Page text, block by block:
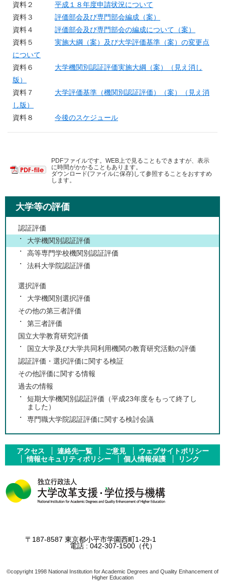
資料２ 平成１８年度申請状況について
資料３ 評価部会及び専門部会編成（案）
資料４ 評価部会及び専門部会の編成について（案）
資料５ 実施大綱（案）及び大学評価基準（案）の変更点
について
資料６ 大学機関別認証評価実施大綱（案）（見え消し
版）
資料７ 大学評価基準（機関別認証評価）（案）（見え消
し版）
資料８ 今後のスケジュール
PDFファイルです。WEB上で見ることもできますが、表示
に時間がかかることもあります。
ダウンロード(ファイルに保存)して参照することをおすすめ
します。
大学等の評価
認証評価
大学機関別認証評価
高等専門学校機関別認証評価
法科大学院認証評価
選択評価
大学機関別選択評価
その他の第三者評価
第三者評価
国立大学教育研究評価
国立大学及び大学共同利用機関の教育研究活動の評価
認証評価・選択評価に関する検証
その他評価に関する情報
過去の情報
短期大学機関別認証評価（平成23年度をもって終了し
ました）
専門職大学院認証評価に関する検討会議
アクセス 連絡先一覧 ご意見
ウェブサイトポリシー
情報セキュリティポリシー
個人情報保護 リンク
〒187-8587 東京都小平市学園西町1-29-1
電話 : 042-307-1500 （代）
©copyright 1998 National Institution for Academic Degrees and Quality Enhancement of
Higher Education